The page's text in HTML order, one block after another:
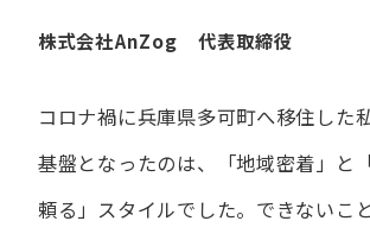
株式会社AnZog 代表取締役
コロナ禍に​兵庫県多可町へ​移住した​
基盤となったのは、
「地域密着」と​
頼る」スタイルでした。 できない​こ